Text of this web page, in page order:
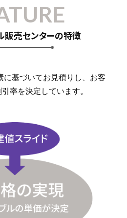
販売センターの特徴
に基づいてお見積りし、お客
率を決定しています。